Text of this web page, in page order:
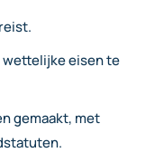
wettelijke eisen te
gemaakt, met